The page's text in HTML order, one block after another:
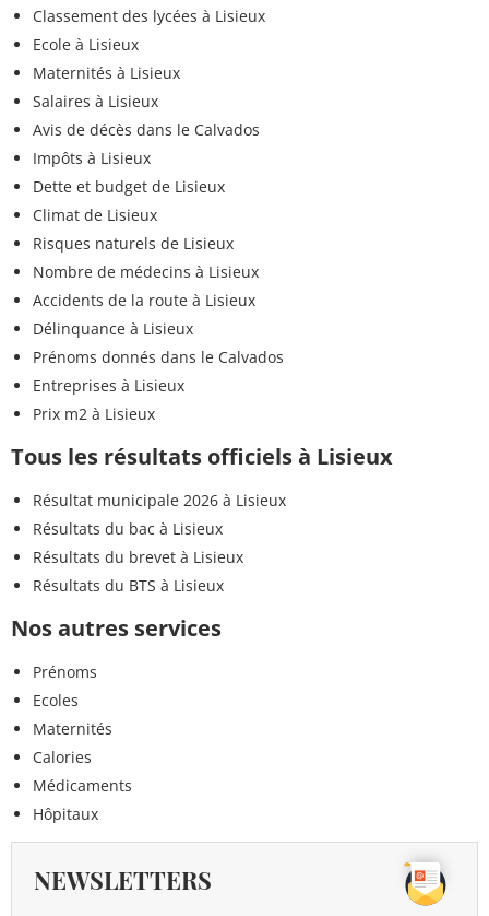
Classement des lycées à Lisieux
Ecole à Lisieux
Maternités à Lisieux
Salaires à Lisieux
Avis de décès dans le Calvados
Impôts à Lisieux
Dette et budget de Lisieux
Climat de Lisieux
Risques naturels de Lisieux
Nombre de médecins à Lisieux
Accidents de la route à Lisieux
Délinquance à Lisieux
Prénoms donnés dans le Calvados
Entreprises à Lisieux
Prix m2 à Lisieux
Tous les résultats officiels à Lisieux
Résultat municipale 2026 à Lisieux
Résultats du bac à Lisieux
Résultats du brevet à Lisieux
Résultats du BTS à Lisieux
Nos autres services
Prénoms
Ecoles
Maternités
Calories
Médicaments
Hôpitaux
NEWSLETTERS